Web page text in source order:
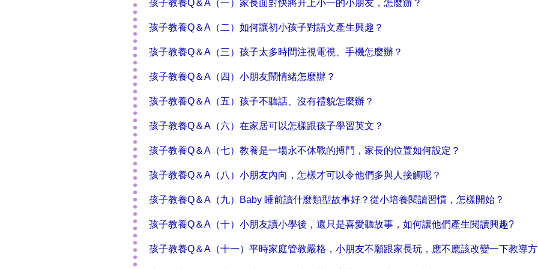
孩子教養Q＆A（一）家長面對快將升上小一的小朋友，怎麼辦？
孩子教養Q＆A（二）如何讓初小孩子對語文產生興趣？
孩子教養Q＆A（三）孩子太多時間注視電視、手機怎麼辦？
孩子教養Q＆A（四）小朋友鬧情緒怎麼辦？
孩子教養Q＆A（五）孩子不聽話、沒有禮貌怎麼辦？
孩子教養Q＆A（六）在家居可以怎樣跟孩子學習英文？
孩子教養Q＆A（七）教養是一場永不休戰的搏鬥，家長的位置如何設定？
孩子教養Q＆A（八）小朋友內向，怎樣才可以令他們多與人接觸呢？
孩子教養Q＆A（九）Baby 睡前讀什麼類型故事好？從小培養閱讀習慣，怎樣開始？
孩子教養Q＆A（十）小朋友讀小學後，還只是喜愛聽故事，如何讓他們產生閱讀興趣?
孩子教養Q＆A（十一）平時家庭管教嚴格，小朋友不願跟家長玩，應不應該改變一下教導